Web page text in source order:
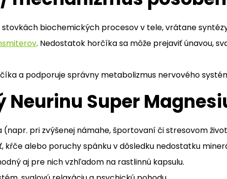
biochemických procesov v tele, vrátane
. Nedostatok horčíka sa môže prejaviť únavou,
a podporuje správny metabolizmus nervového
Neurinu Super
pri zvýšenej námahe, športovaní či stresovom
kŕče alebo poruchy spánku v dôsledku nedostatku
aj pre nich vzhľadom na rastlinnú kapsulu.